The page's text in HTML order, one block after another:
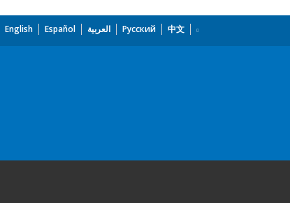
English Español العربية Русский 中文